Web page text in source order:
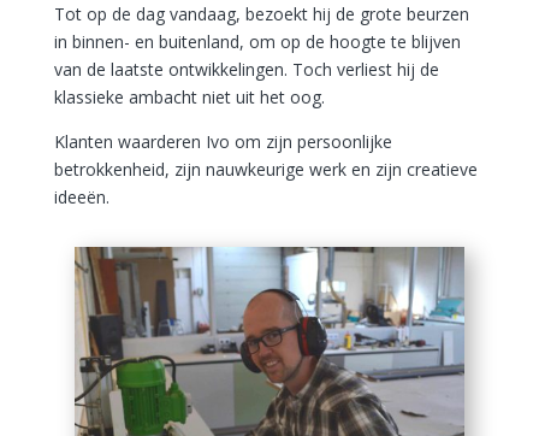
Tot op de dag vandaag, bezoekt hij de grote beurzen
in binnen- en buitenland, om op de hoogte te blijven
van de laatste ontwikkelingen. Toch verliest hij de
klassieke ambacht niet uit het oog.
Klanten waarderen Ivo om zijn persoonlijke
betrokkenheid, zijn nauwkeurige werk en zijn creatieve
ideeën.